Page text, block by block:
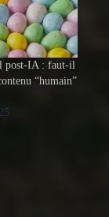
post-IA : faut-il
“humain”